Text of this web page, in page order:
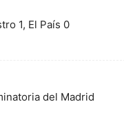
1, El País 0
del Madrid